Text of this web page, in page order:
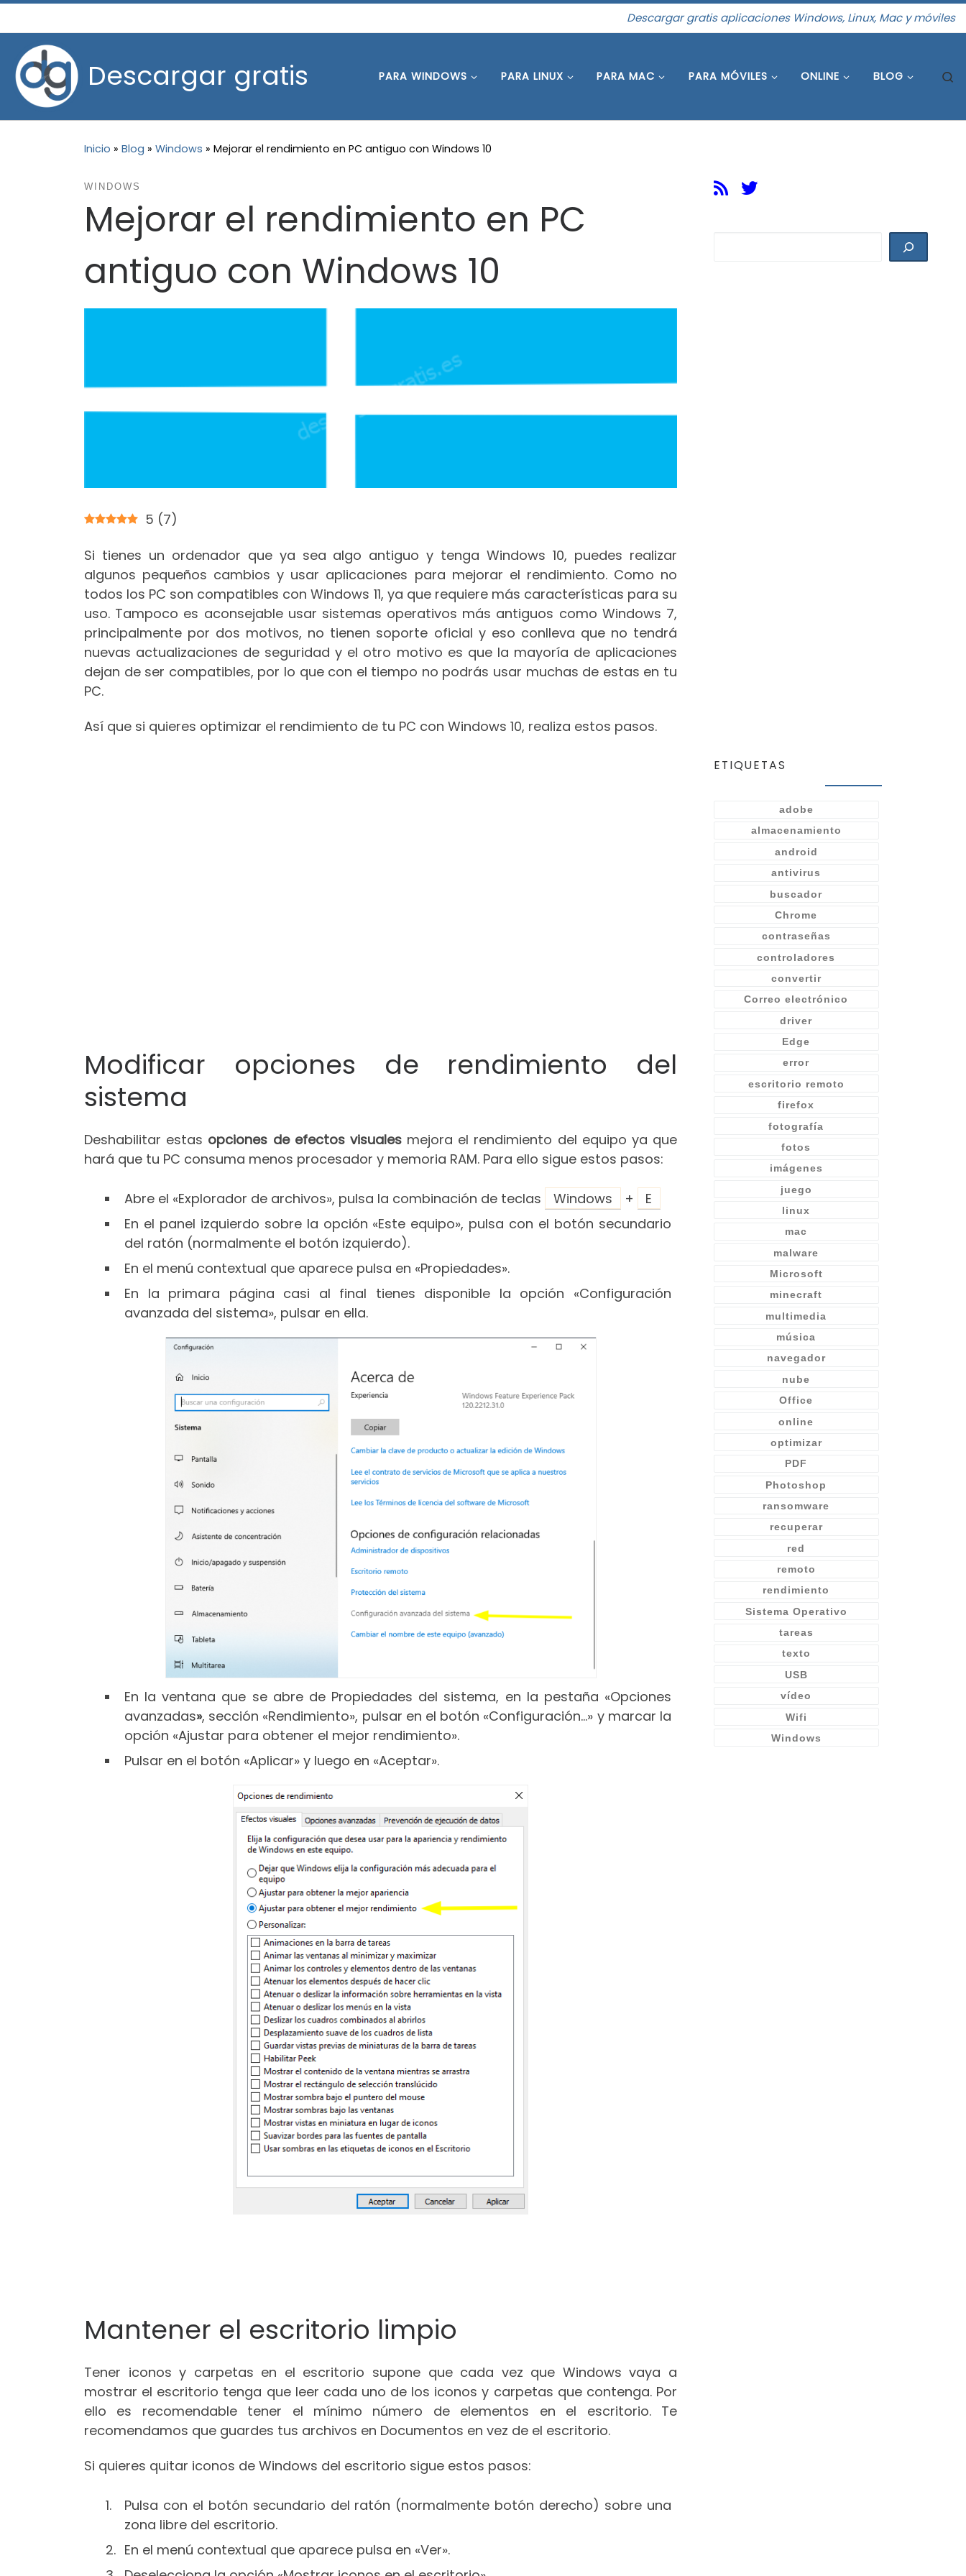
Descargar gratis aplicaciones Windows, Linux, Mac y móviles
Descargar gratis PARA WINDOWS PARA LINUX PARA MAC PARA MÓVILES ONLINE BLOG
Inicio » Blog » Windows » Mejorar el rendimiento en PC antiguo con Windows 10
WINDOWS
Mejorar el rendimiento en PC
antiguo con Windows 10
5 (7)
Si tienes un ordenador que ya sea algo antiguo y tenga Windows 10, puedes realizar
algunos pequeños cambios y usar aplicaciones para mejorar el rendimiento. Como no
todos los PC son compatibles con Windows 11, ya que requiere más características para su
uso. Tampoco es aconsejable usar sistemas operativos más antiguos como Windows 7,
principalmente por dos motivos, no tienen soporte oficial y eso conlleva que no tendrá
nuevas actualizaciones de seguridad y el otro motivo es que la mayoría de aplicaciones
dejan de ser compatibles, por lo que con el tiempo no podrás usar muchas de estas en tu
PC.
Así que si quieres optimizar el rendimiento de tu PC con Windows 10, realiza estos pasos.
Modificar opciones de rendimiento del
sistema
Deshabilitar estas opciones de efectos visualesmejora el rendimiento del equipo ya que
hará que tu PC consuma menos procesador y memoria RAM. Para ello sigue estos pasos:
Abre el «Explorador de archivos», pulsa la combinación de teclas Windows +
E
En el panel izquierdo sobre la opción «Este equipo», pulsa con el botón secundario
del ratón (normalmente el botón izquierdo).
En el menú contextual que aparece pulsa en «Propiedades».
En la primara página casi al final tienes disponible la opción «Configuración
avanzada del sistema», pulsar en ella.
En la ventana que se abre de Propiedades del sistema, en la pestaña «Opciones
avanzadas», sección «Rendimiento», pulsar en el botón «Configuración…» y marcar la
opción «Ajustar para obtener el mejor rendimiento».
Pulsar en el botón «Aplicar» y luego en «Aceptar».
Mantener el escritorio limpio
Tener iconos y carpetas en el escritorio supone que cada vez que Windows vaya a
mostrar el escritorio tenga que leer cada uno de los iconos y carpetas que contenga. Por
ello es recomendable tener el mínimo número de elementos en el escritorio. Te
recomendamos que guardes tus archivos en Documentos en vez de el escritorio.
Si quieres quitar iconos de Windows del escritorio sigue estos pasos:
Pulsa con el botón secundario del ratón (normalmente botón derecho) sobre una
zona libre del escritorio.
En el menú contextual que aparece pulsa en «Ver».
ETIQUETAS
adobe
almacenamiento
android
antivirus
buscador
Chrome
contraseñas
controladores
convertir
Correo electrónico
driver
Edge
error
escritorio remoto
firefox
fotografía
fotos
imágenes
juego
linux
mac
malware
Microsoft
minecraft
multimedia
música
navegador
nube
Office
online
optimizar
PDF
Photoshop
ransomware
recuperar
red
remoto
rendimiento
Sistema Operativo
tareas
texto
USB
vídeo
Wifi
Windows